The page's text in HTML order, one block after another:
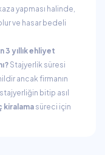
yapması halinde,
ve hasar bedeli
3 yıllık ehliyet
Stajyerlik süresi
ancak firmanın
bitip asıl
kiralama süreci için